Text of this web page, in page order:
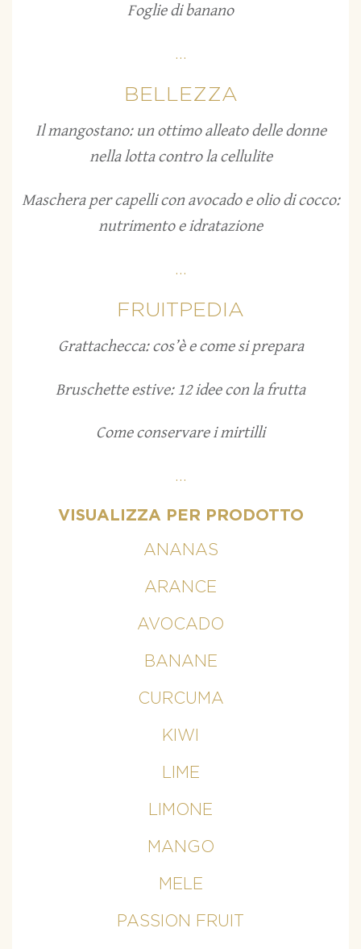
Foglie di banano
...
BELLEZZA
Il mangostano: un ottimo alleato delle donne
nella lotta contro la cellulite
Maschera per capelli con avocado e olio di cocco:
nutrimento e idratazione
...
FRUITPEDIA
Grattachecca: cos’è e come si prepara
Bruschette estive: 12 idee con la frutta
Come conservare i mirtilli
...
VISUALIZZA PER PRODOTTO
ANANAS
ARANCE
AVOCADO
BANANE
CURCUMA
KIWI
LIME
LIMONE
MANGO
MELE
PASSION FRUIT